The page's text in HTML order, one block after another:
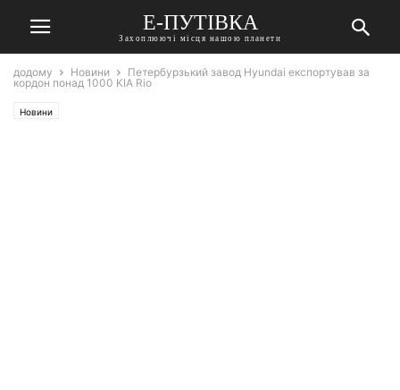
Е-ПУТІВКА
Захоплюючі місця нашою планети
додому Новини
Петербурзький завод Hyundai експортував за
кордон понад 1000 KIA Rio
Новини